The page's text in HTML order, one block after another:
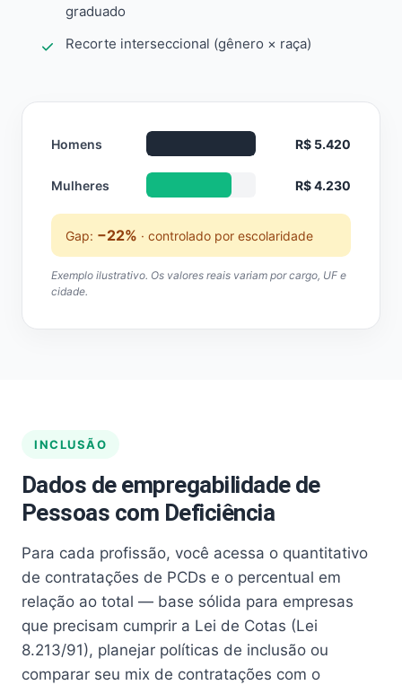
graduado
Recorte interseccional (gênero × raça)
Homens R$ 5.420
Mulheres R$ 4.230
Gap: −22% · controlado por escolaridade
Exemplo ilustrativo. Os valores reais variam por cargo, UF e
cidade.
INCLUSÃO
Dados de empregabilidade de
Pessoas com Deficiência
Para cada profissão, você acessa o quantitativo
de contratações de PCDs e o percentual em
relação ao total — base sólida para empresas
que precisam cumprir a Lei de Cotas (Lei
8.213/91), planejar políticas de inclusão ou
comparar seu mix de contratações com o